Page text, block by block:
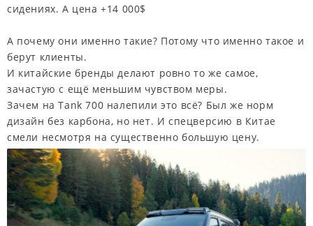
сидениях. А цена +14 000$
А почему они именно такие? Потому что именно такое и
берут клиенты.
И китайские бренды делают ровно то же самое,
зачастую с ещё меньшим чувством меры.
Зачем на Tank 700 налепили это всё? Был же норм
дизайн без карбона, но нет. И спецверсию в Китае
смели несмотря на существенно большую цену.